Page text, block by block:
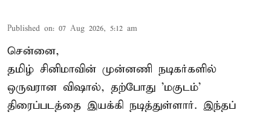
Published on: 07 Aug 2026, 5:12 am
சென்னை,
தமிழ் சினிமாவின் முன்னணி நடிகர்களில்
ஒருவரான விஷால், தற்போது 'மகுடம்'
திரைப்படத்தை இயக்கி நடித்துள்ளார். இந்தப்